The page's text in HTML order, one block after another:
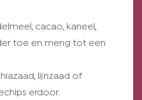
cacao, kaneel,
toe en meng tot een
lijnzaad of
erdoor.